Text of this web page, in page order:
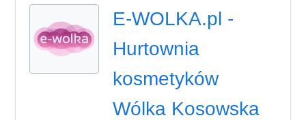
E-WOLKA.pl -
Hurtownia
kosmetyków
Wólka Kosowska